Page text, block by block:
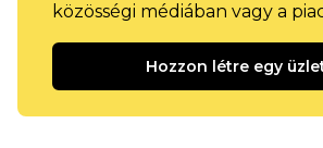
közösségi médiában vagy a
Hozzon létre egy